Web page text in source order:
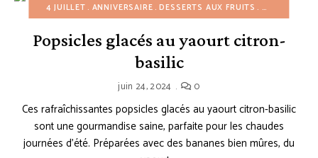
4 JUILLET ANNIVERSAIRE DESSERTS AUX FRUITS DESSERTS
Popsicles glacés au yaourt citron-
basilic
juin 24, 2024 0
Ces rafraîchissantes popsicles glacés au yaourt citron-basilic
sont une gourmandise saine, parfaite pour les chaudes
journées d’été. Préparées avec des bananes bien mûres, du